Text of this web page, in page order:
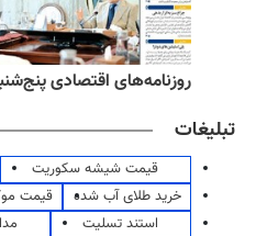
روزنامه‌های اقتصادی پنج‌شنبه ۱۵ مرداد
تبلیغات
قیمت شیشه سکوریت
خرید طلای آب شده
قیمت
استند تسلیت